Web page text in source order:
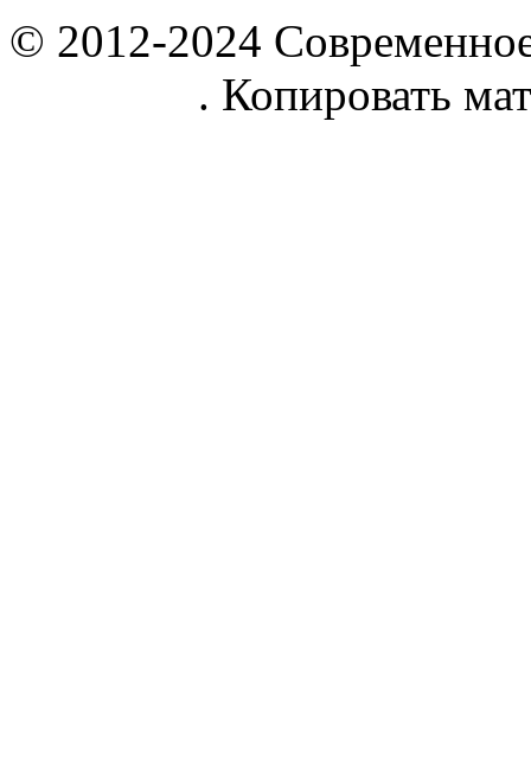
© 2012-2024
. Копировать